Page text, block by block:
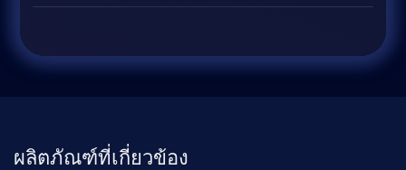
ผลิตภัณฑ์ที่เกี่ยวข้อง